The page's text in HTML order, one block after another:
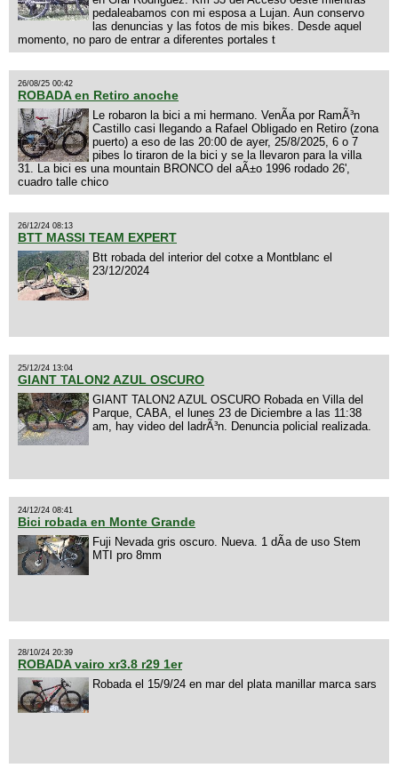
pedaleabamos con mi esposa a Lujan. Aun conservo
las denuncias y las fotos de mis bikes. Desde aquel
momento, no paro de entrar a diferentes portales t
26/08/25 00:42
ROBADA en Retiro anoche
Le robaron la bici a mi hermano. VenÃ­a por RamÃ³n
Castillo casi llegando a Rafael Obligado en Retiro (zona
puerto) a eso de las 20:00 de ayer, 25/8/2025, 6 o 7
pibes lo tiraron de la bici y se la llevaron para la villa
31. La bici es una mountain BRONCO del aÃ±o 1996 rodado 26',
cuadro talle chico
26/12/24 08:13
BTT MASSI TEAM EXPERT
Btt robada del interior del cotxe a Montblanc el
23/12/2024
25/12/24 13:04
GIANT TALON2 AZUL OSCURO
GIANT TALON2 AZUL OSCURO Robada en Villa del
Parque, CABA, el lunes 23 de Diciembre a las 11:38
am, hay video del ladrÃ³n. Denuncia policial realizada.
24/12/24 08:41
Bici robada en Monte Grande
Fuji Nevada gris oscuro. Nueva. 1 dÃ­a de uso Stem
MTI pro 8mm
28/10/24 20:39
ROBADA vairo xr3.8 r29 1er
Robada el 15/9/24 en mar del plata manillar marca sars